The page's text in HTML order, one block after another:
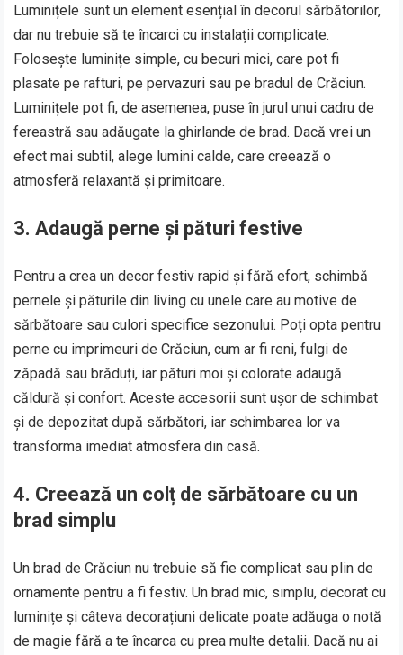
Luminițele sunt un element esențial în decorul sărbătorilor,
dar nu trebuie să te încarci cu instalații complicate.
Folosește luminițe simple, cu becuri mici, care pot fi
plasate pe rafturi, pe pervazuri sau pe bradul de Crăciun.
Luminițele pot fi, de asemenea, puse în jurul unui cadru de
fereastră sau adăugate la ghirlande de brad. Dacă vrei un
efect mai subtil, alege lumini calde, care creează o
atmosferă relaxantă și primitoare.
3. Adaugă perne și pături festive
Pentru a crea un decor festiv rapid și fără efort, schimbă
pernele și păturile din living cu unele care au motive de
sărbătoare sau culori specifice sezonului. Poți opta pentru
perne cu imprimeuri de Crăciun, cum ar fi reni, fulgi de
zăpadă sau brăduți, iar pături moi și colorate adaugă
căldură și confort. Aceste accesorii sunt ușor de schimbat
și de depozitat după sărbători, iar schimbarea lor va
transforma imediat atmosfera din casă.
4. Creează un colț de sărbătoare cu un
brad simplu
Un brad de Crăciun nu trebuie să fie complicat sau plin de
ornamente pentru a fi festiv. Un brad mic, simplu, decorat cu
luminițe și câteva decorațiuni delicate poate adăuga o notă
de magie fără a te încarca cu prea multe detalii. Dacă nu ai